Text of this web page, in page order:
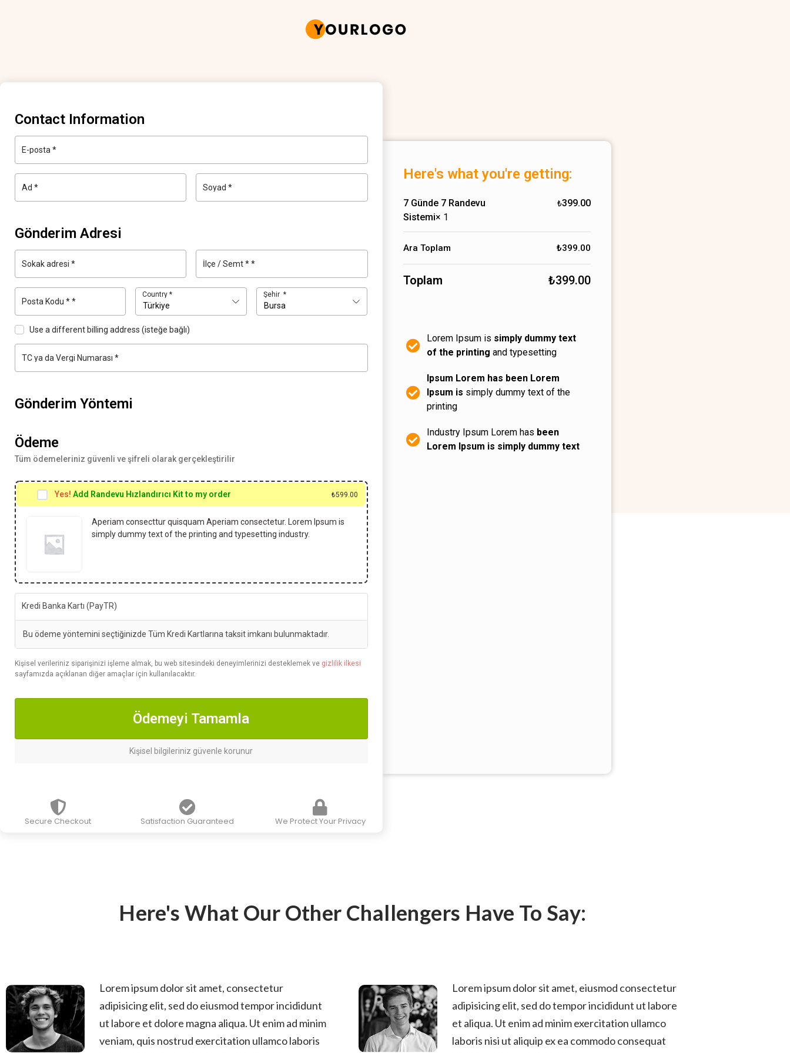
Contact Information
E-posta *
Ad * Soyad*
Gönderim Adresi
Sokak adresi * İlçe / Semt* *
Posta Kodu **
Country*
Türkiye
Şehir *
Bursa
Use a different billing address (isteğe bağlı)
TC ya da Vergi Numarası *
Gönderim Yöntemi
Ödeme
Tüm ödemeleriniz güvenli ve şifreli olarak gerçekleştirilir
Yes! Add Randevu Hızlandırıcı Kit to my order ₺599.00
Aperiam consecttur quisquam Aperiam consectetur. Lorem Ipsum is
simply dummy text of the printing and typesetting industry.
Kredi Banka Kartı (PayTR)
Bu ödeme yöntemini seçtiğinizde Tüm Kredi Kartlarına taksit imkanı bulunmaktadır.
Kişisel verileriniz siparişinizi işleme almak, bu web sitesindeki deneyimlerinizi desteklemek ve gizlilik ilkesi
sayfamızda açıklanan diğer amaçlar için kullanılacaktır.
Ödemeyi Tamamla
Kişisel bilgileriniz güvenle korunur
Secure Checkout Satisfaction Guaranteed We Protect Your Privacy
Here's what you're getting:
7 Günde 7 Randevu
Sistemi× 1
₺399.00
Ara Toplam ₺399.00
Toplam ₺399.00
Lorem Ipsum is simply dummy text
of the printing and typesetting
Ipsum Lorem has been Lorem
Ipsum is simply dummy text of the
printing
Industry Ipsum Lorem has been
Lorem Ipsum is simply dummy text
Here's What Our Other Challengers Have To Say:
Lorem ipsum dolor sit amet, consectetur
adipisicing elit, sed do eiusmod tempor incididunt
ut labore et dolore magna aliqua. Ut enim ad minim
veniam, quis nostrud exercitation ullamco laboris
Lorem ipsum dolor sit amet, eiusmod consectetur
adipisicing elit, sed do tempor incididunt ut labore
et aliqua. Ut enim ad minim exercitation ullamco
laboris nisi ut aliquip ex ea commodo consequat